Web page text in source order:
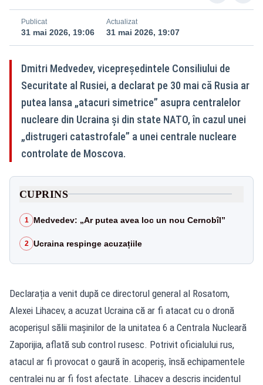
Publicat
31 mai 2026, 19:06
Actualizat
31 mai 2026, 19:07
Dmitri Medvedev, vicepreședintele Consiliului de
Securitate al Rusiei, a declarat pe 30 mai că Rusia ar
putea lansa „atacuri simetrice” asupra centralelor
nucleare din Ucraina și din state NATO, în cazul unei
„distrugeri catastrofale” a unei centrale nucleare
controlate de Moscova.
CUPRINS
1 Medvedev: „Ar putea avea loc un nou Cernobîl”
2 Ucraina respinge acuzațiile
Declarația a venit după ce directorul general al Rosatom,
Alexei Lihacev, a acuzat Ucraina că ar fi atacat cu o dronă
acoperișul sălii mașinilor de la unitatea 6 a Centrala Nucleară
Zaporijia, aflată sub control rusesc. Potrivit oficialului rus,
atacul ar fi provocat o gaură în acoperiș, însă echipamentele
centralei nu ar fi fost afectate. Lihacev a descris incidentul